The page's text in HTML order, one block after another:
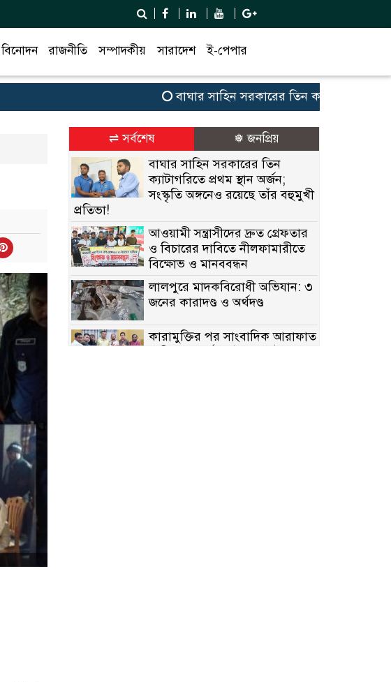
বিনোদন রাজনীতি সম্পাদকীয় সারাদেশ ই-পেপার
বাঘার সাহিন সরকারের তিন ক্যাটাগরিতে প্রথম
⇌ সর্বশেষ ❅ জনপ্রিয়
বাঘার সাহিন সরকারের তিন
ক্যাটাগরিতে প্রথম স্থান অর্জন;
সংস্কৃতি অঙ্গনেও রয়েছে তাঁর বহুমুখী
প্রতিভা!
আওয়ামী সন্ত্রাসীদের দ্রুত গ্রেফতার
ও বিচারের দাবিতে নীলফামারীতে
বিক্ষোভ ও মানববন্ধন
লালপুরে মাদকবিরোধী অভিযান: ৩
জনের কারাদণ্ড ও অর্থদণ্ড
কারামুক্তির পর সাংবাদিক আরাফাত